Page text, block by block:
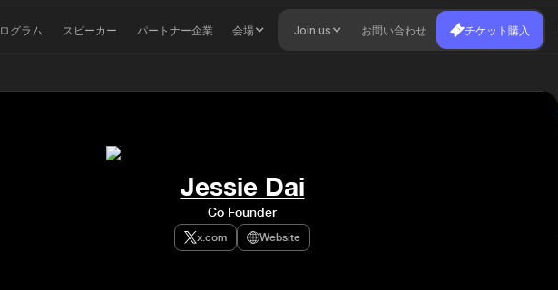
グラム スピーカー パートナー企業 会場 Join us お問い合わせ チケット購入
Jessie Dai
Co Founder
x.com Website